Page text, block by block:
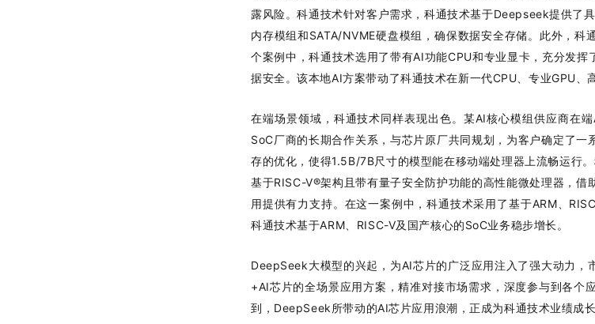
露风险。科通技术针对客户需求，科通技术基于Deepseek提供了
内存模组和SATA/NVME硬盘模组，确保数据安全存储。此外，
个案例中，科通技术选用了带有AI功能CPU和专业显卡，充分发
据安全。该本地AI方案带动了科通技术在新一代CPU、专业GPU、
在端场景领域，科通技术同样表现出色。某AI核心模组供应商在
SoC厂商的长期合作关系，与芯片原厂共同规划，为客户确定了
存的优化，使得1.5B/7B尺寸的模型能在移动端处理器上流畅运行
基于RISC-V®架构且带有量子安全防护功能的高性能微处理器，
用提供有力支持。在这一案例中，科通技术采用了基于ARM、
科通技术基于ARM、RISC-V及国产核心的SoC业务稳步增长。
DeepSeek大模型的兴起，为AI芯片的广泛应用注入了强大动力
+AI芯片的全场景应用方案，精准对接市场需求，深度参与到各
到，DeepSeek所带动的AI芯片应用浪潮，正成为科通技术业绩成长